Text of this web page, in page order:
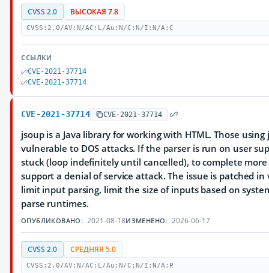
CVSS 2.0 ВЫСОКАЯ 7.8
CVSS:2.0/AV:N/AC:L/Au:N/C:N/I:N/A:C
ССЫЛКИ
CVE-2021-37714
CVE-2021-37714
CVE-2021-37714 CVE-2021-37714
jsoup is a Java library for working with HTML. Those
vulnerable to DOS attacks. If the parser is run on user
stuck (loop indefinitely until cancelled), to complete
support a denial of service attack. The issue is patched
limit input parsing, limit the size of inputs based on
parse runtimes.
ОПУБЛИКОВАНО: 2021-08-18ИЗМЕНЕНО: 2026-06-17
CVSS 2.0 СРЕДНЯЯ 5.0
CVSS:2.0/AV:N/AC:L/Au:N/C:N/I:N/A:P